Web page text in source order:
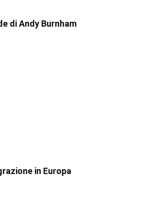
di Andy Burnham
in Europa